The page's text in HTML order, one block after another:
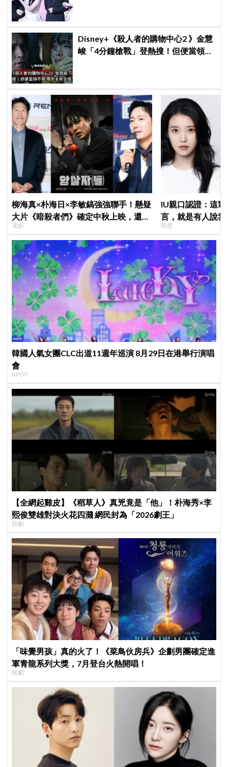
Disney+《殺人者的購物中心2 》金慧
峻「4分鐘槍戰」登熱搜！但便當領不
柳海真×朴海日×李敏鎬強強聯手！懸疑
大片《暗殺者們》確定中秋上映，還原
1974韓第一夫人暗殺疑雲
電影
IU親口認證：這
言，就是有人說
明星
韓國人氣女團CLC出道11週年巡演 8月29日在港舉行演唱
會
KPOP
【全網起雞皮】《稻草人》真兇竟是「他」！朴海秀×李
熙俊雙雄對決火花四濺 網民封為「2026劇王」
韓劇
「味覺男孩」真的火了！《菜鳥伙房兵》企劃男團確定進
軍青龍系列大獎，7月登台火熱開唱！
韓劇